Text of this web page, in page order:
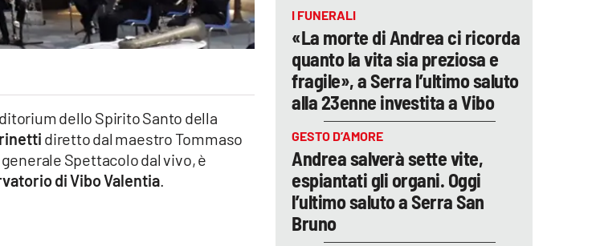
dello Spirito Santo della
diretto dal maestro Tommaso
Spettacolo dal vivo, è
di Vibo Valentia.
I FUNERALI
«La morte di Andrea ci ricorda
quanto la vita sia preziosa e
fragile», a Serra l’ultimo saluto
alla 23enne investita a Vibo
GESTO D’AMORE
Andrea salverà sette vite,
espiantati gli organi. Oggi
l’ultimo saluto a Serra San
Bruno